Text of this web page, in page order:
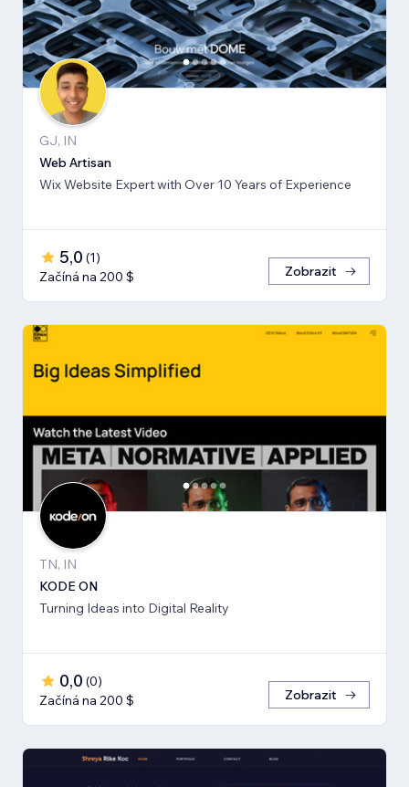
GJ, IN
Web Artisan
Wix Website Expert with Over 10 Years of Experience
5,0 (1)
Začíná na 200 $
Zobrazit
TN, IN
KODE ON
Turning Ideas into Digital Reality
0,0 (0)
Začíná na 200 $
Zobrazit